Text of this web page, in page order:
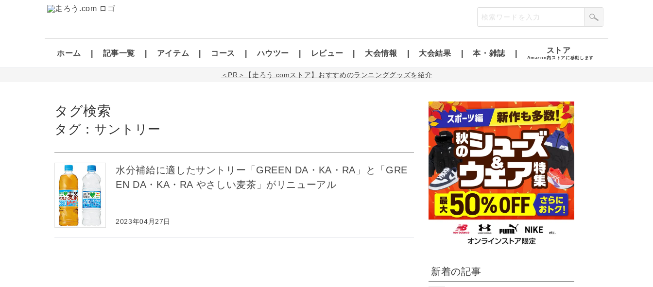
ホーム 記事一覧 アイテム コース ハウツー レビュー 大会情報 大会結果 本・雑誌 ストア
Amazon内ストアに移動します
＜PR＞【走ろう.comストア】おすすめのランニンググッズを紹介
タグ検索
タグ：サントリー
水分補給に適したサントリー「GREEN DA・KA・RA」と「GRE
EN DA・KA・RA やさしい麦茶」がリニューアル
2023年04月27日
新着の記事